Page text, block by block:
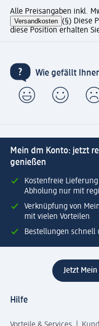
Alle Preisangaben inkl.
Versandkosten (§) Diese
diese Position erhalten
Wie gefällt
Mein dm Konto: jetzt
genießen
Kostenfreie
Abholung nur mit
Verknüpfung von
mit vielen Vorteilen
Bestellungen schnell
Jetzt
Hilfe